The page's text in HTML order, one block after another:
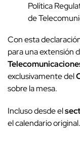
Política
de
Con esta
para una extensión
exclusivamente del
sobre la mesa.
Incluso desde el
el calendario original.